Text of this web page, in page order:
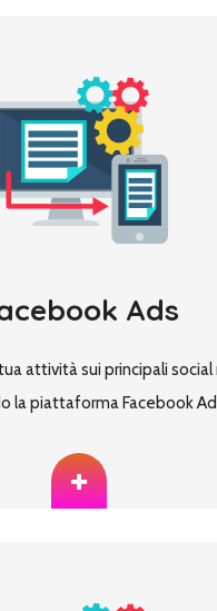
Ads
attività sui principali
la piattaforma Facebook